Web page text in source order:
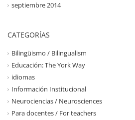
septiembre 2014
CATEGORÍAS
Bilingüismo / Bilingualism
Educación: The York Way
idiomas
Información Institucional
Neurociencias / Neurosciences
Para docentes / For teachers